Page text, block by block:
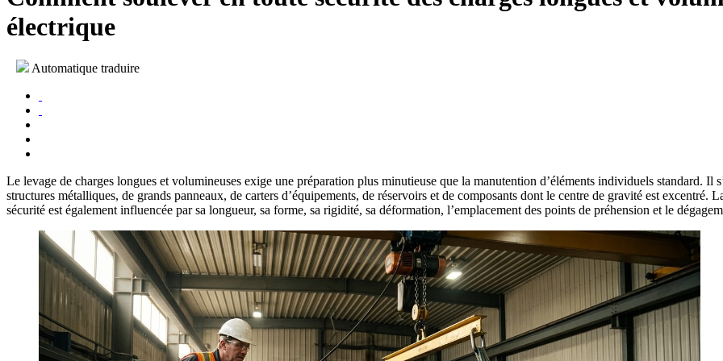
électrique
Automatique traduire
Le levage de charges longues et volumineuses exige une préparation plus minutieuse que la manutention d’éléments individuels standard. Il
structures métalliques, de grands panneaux, de carters d’équipements, de réservoirs et de composants dont le centre de gravité est
sécurité est également influencée par sa longueur, sa forme, sa rigidité, sa déformation, l’emplacement des points de préhension et le